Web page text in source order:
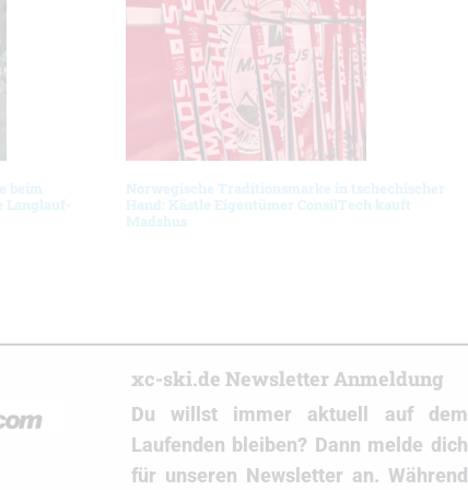
beim
Norwegische Traditionsmarke in tschechischer
Hand: Kästle Eigentümer ConsilTech kauft
Madshus
xc-ski.de Newsletter Anmeldung
Du willst immer aktuell auf dem
Laufenden bleiben? Dann melde dich
für unseren Newsletter an. Während